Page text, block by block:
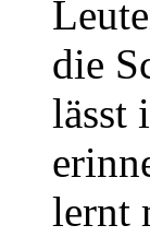
die
lässt
lernt